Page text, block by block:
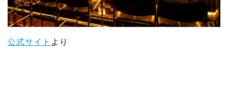
公式サイト より